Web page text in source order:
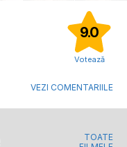
9.0
Votează
VEZI COMENTARIILE
TOATE